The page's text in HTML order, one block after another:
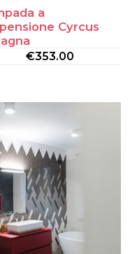
a
Cyrcus
€353.00